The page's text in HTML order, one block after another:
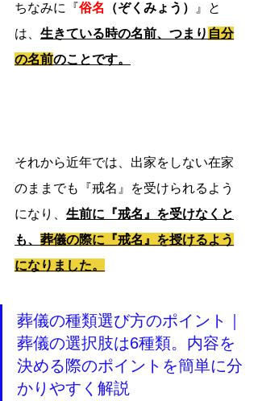
ちなみに『俗名 （ぞくみょう）
』と
は、 生きている時の名前、つまり 自分
の名前のことです。
それから近年では、出家をしない在家
のままでも『戒名』を受けられるよう
になり、 生前に『戒名』を受けなくと
も、 葬儀の際に『戒名』を授けるよう
になりました。
葬儀の種類選び方のポイント｜
葬儀の選択肢は6種類。内容を
決める際のポイントを簡単に分
かりやすく解説